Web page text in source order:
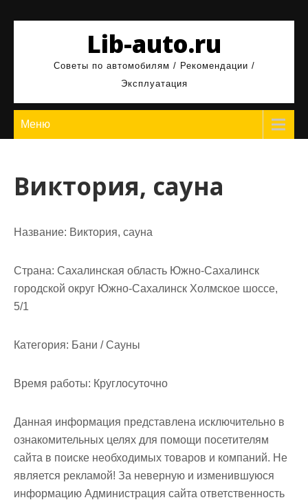
Lib-auto.ru
Советы по автомобилям / Рекомендации /
Эксплуатация
Меню
Виктория, сауна
Название: Виктория, сауна
Страна: Сахалинская область Южно-Сахалинск
городской округ Южно-Сахалинск Холмское шоссе,
5/1
Категория: Бани / Сауны
Время работы: Круглосуточно
Данная информация представлена исключительно в
ознакомительных целях для помощи посетителям
сайта в поиске необходимых товаров и компаний. Не
является рекламой! За неверную и изменившуюся
информацию Администрация сайта ответственность